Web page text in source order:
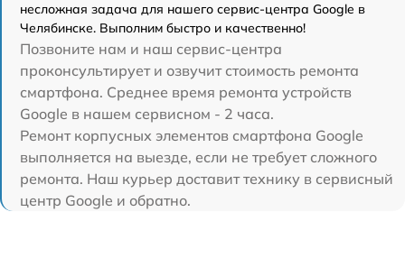
несложная задача для нашего сервис-центра Google в
Челябинске. Выполним быстро и качественно!
Позвоните нам и наш сервис-центра
проконсультирует и озвучит стоимость ремонта
смартфона. Среднее время ремонта устройств
Google в нашем сервисном - 2 часа.
Ремонт корпусных элементов смартфона Google
выполняется на выезде, если не требует сложного
ремонта. Наш курьер доставит технику в сервисный
центр Google и обратно.